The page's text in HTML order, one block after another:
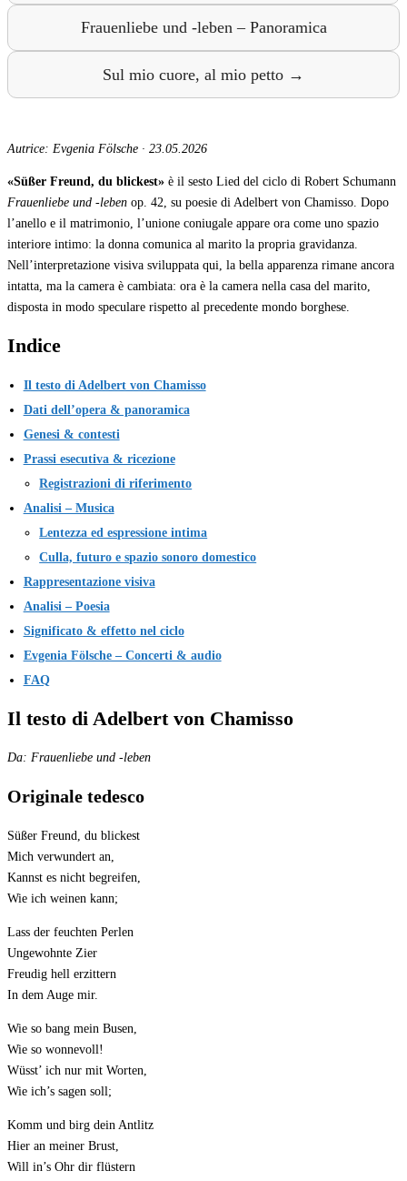
Frauenliebe und -leben – Panoramica
Sul mio cuore, al mio petto →
Autrice: Evgenia Fölsche · 23.05.2026
«Süßer Freund, du blickest» è il sesto Lied del ciclo di Robert Schumann
Frauenliebe und -leben op. 42, su poesie di Adelbert von Chamisso. Dopo
l’anello e il matrimonio, l’unione coniugale appare ora come uno spazio
interiore intimo: la donna comunica al marito la propria gravidanza.
Nell’interpretazione visiva sviluppata qui, la bella apparenza rimane ancora
intatta, ma la camera è cambiata: ora è la camera nella casa del marito,
disposta in modo speculare rispetto al precedente mondo borghese.
Indice
Il testo di Adelbert von Chamisso
Dati dell’opera & panoramica
Genesi & contesti
Prassi esecutiva & ricezione
Registrazioni di riferimento
Analisi – Musica
Lentezza ed espressione intima
Culla, futuro e spazio sonoro domestico
Rappresentazione visiva
Analisi – Poesia
Significato & effetto nel ciclo
Evgenia Fölsche – Concerti & audio
FAQ
Il testo di Adelbert von Chamisso
Da: Frauenliebe und -leben
Originale tedesco
Süßer Freund, du blickest
Mich verwundert an,
Kannst es nicht begreifen,
Wie ich weinen kann;
Lass der feuchten Perlen
Ungewohnte Zier
Freudig hell erzittern
In dem Auge mir.
Wie so bang mein Busen,
Wie so wonnevoll!
Wüsst’ ich nur mit Worten,
Wie ich’s sagen soll;
Komm und birg dein Antlitz
Hier an meiner Brust,
Will in’s Ohr dir flüstern